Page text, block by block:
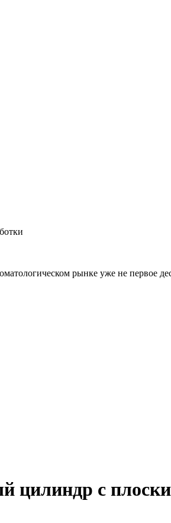
рынке уже не первое
цилиндр с